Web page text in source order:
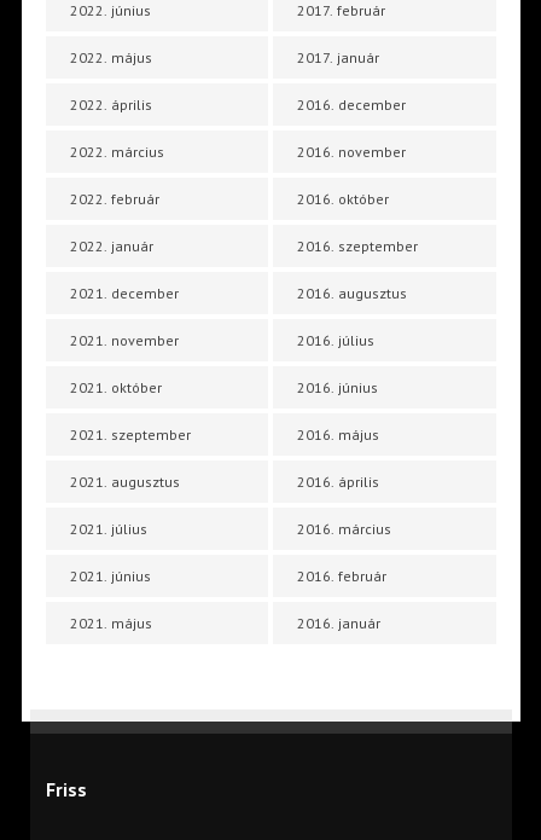
2022. június
2022. május
2022. április
2022. március
2022. február
2022. január
2021. december
2021. november
2021. október
2021. szeptember
2021. augusztus
2021. július
2021. június
2021. május
2017. február
2017. január
2016. december
2016. november
2016. október
2016. szeptember
2016. augusztus
2016. július
2016. június
2016. május
2016. április
2016. március
2016. február
2016. január
Friss